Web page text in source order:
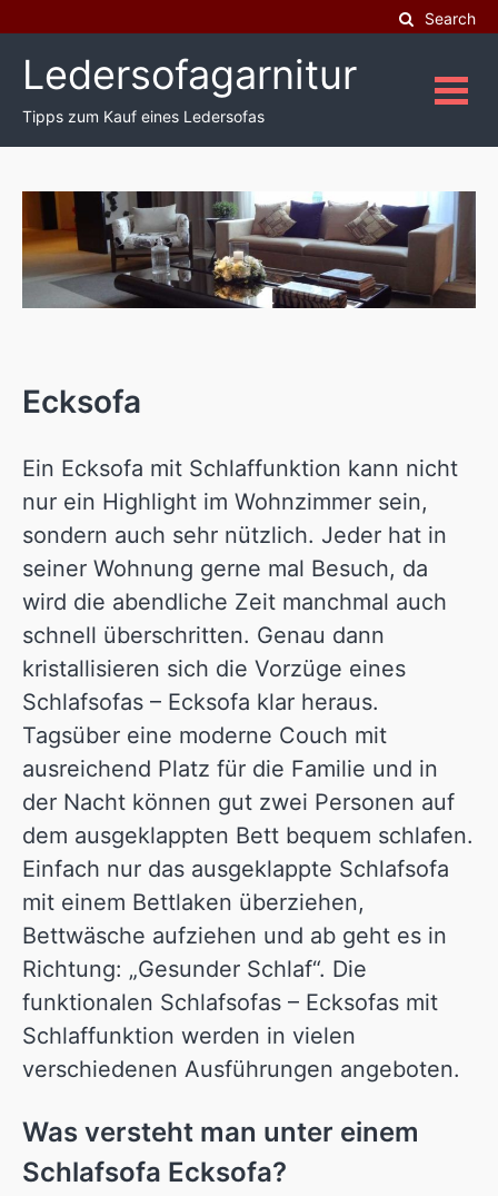
content
Search
Ledersofagarnitur
Tipps zum Kauf eines Ledersofas
Ecksofa
Ein Ecksofa mit Schlaffunktion kann nicht
nur ein Highlight im Wohnzimmer sein,
sondern auch sehr nützlich. Jeder hat in
seiner Wohnung gerne mal Besuch, da
wird die abendliche Zeit manchmal auch
schnell überschritten. Genau dann
kristallisieren sich die Vorzüge eines
Schlafsofas – Ecksofa klar heraus.
Tagsüber eine moderne Couch mit
ausreichend Platz für die Familie und in
der Nacht können gut zwei Personen auf
dem ausgeklappten Bett bequem schlafen.
Einfach nur das ausgeklappte Schlafsofa
mit einem Bettlaken überziehen,
Bettwäsche aufziehen und ab geht es in
Richtung: „Gesunder Schlaf“. Die
funktionalen Schlafsofas – Ecksofas mit
Schlaffunktion werden in vielen
verschiedenen Ausführungen angeboten.
Was versteht man unter einem
Schlafsofa Ecksofa?